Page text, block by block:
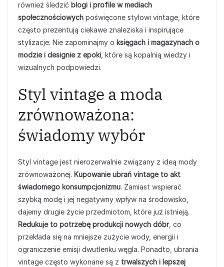
również śledzić blogi i profile w mediach
społecznościowych poświęcone stylowi vintage, które
często prezentują ciekawe znaleziska i inspirujące
stylizacje. Nie zapominajmy o księgach i magazynach o
modzie i designie z epoki , które są kopalnią wiedzy i
wizualnych podpowiedzi.
Styl vintage a moda
zrównoważona:
świadomy wybór
Styl vintage jest nierozerwalnie związany z ideą mody
zrównoważonej. Kupowanie ubrań vintage to akt
świadomego konsumpcjonizmu. Zamiast wspierać
szybką modę i jej negatywny wpływ na środowisko,
dajemy drugie życie przedmiotom, które już istnieją.
Redukuje to potrzebę produkcji nowych dóbr, co
przekłada się na mniejsze zużycie wody, energii i
ograniczenie emisji dwutlenku węgla. Ponadto, ubrania
vintage często wykonane są z trwalszych i lepszej